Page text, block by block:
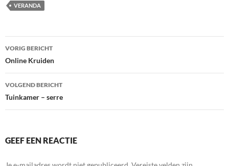
VERANDA
Bericht
navigatie
VORIG BERICHT
Online Kruiden
VOLGEND BERICHT
Tuinkamer – serre
GEEF EEN REACTIE